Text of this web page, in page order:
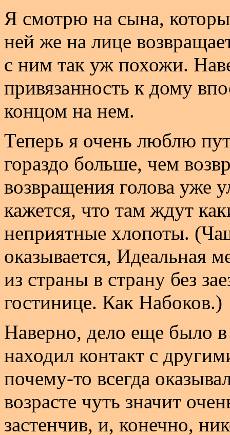
Я смотрю на сына,
ней же на лице
с ним так уж похожи.
привязанность к дому
концом на нем.
Теперь я очень люблю
гораздо больше, чем
возвращения голова уже
кажется, что там ждут
неприятные хлопоты.
оказывается, Идеальная
из страны в страну без
гостинице. Как Набоков.)
Наверно, дело еще было в
находил контакт с
почему-то всегда
возрасте чуть значит
застенчив, и, конечно,